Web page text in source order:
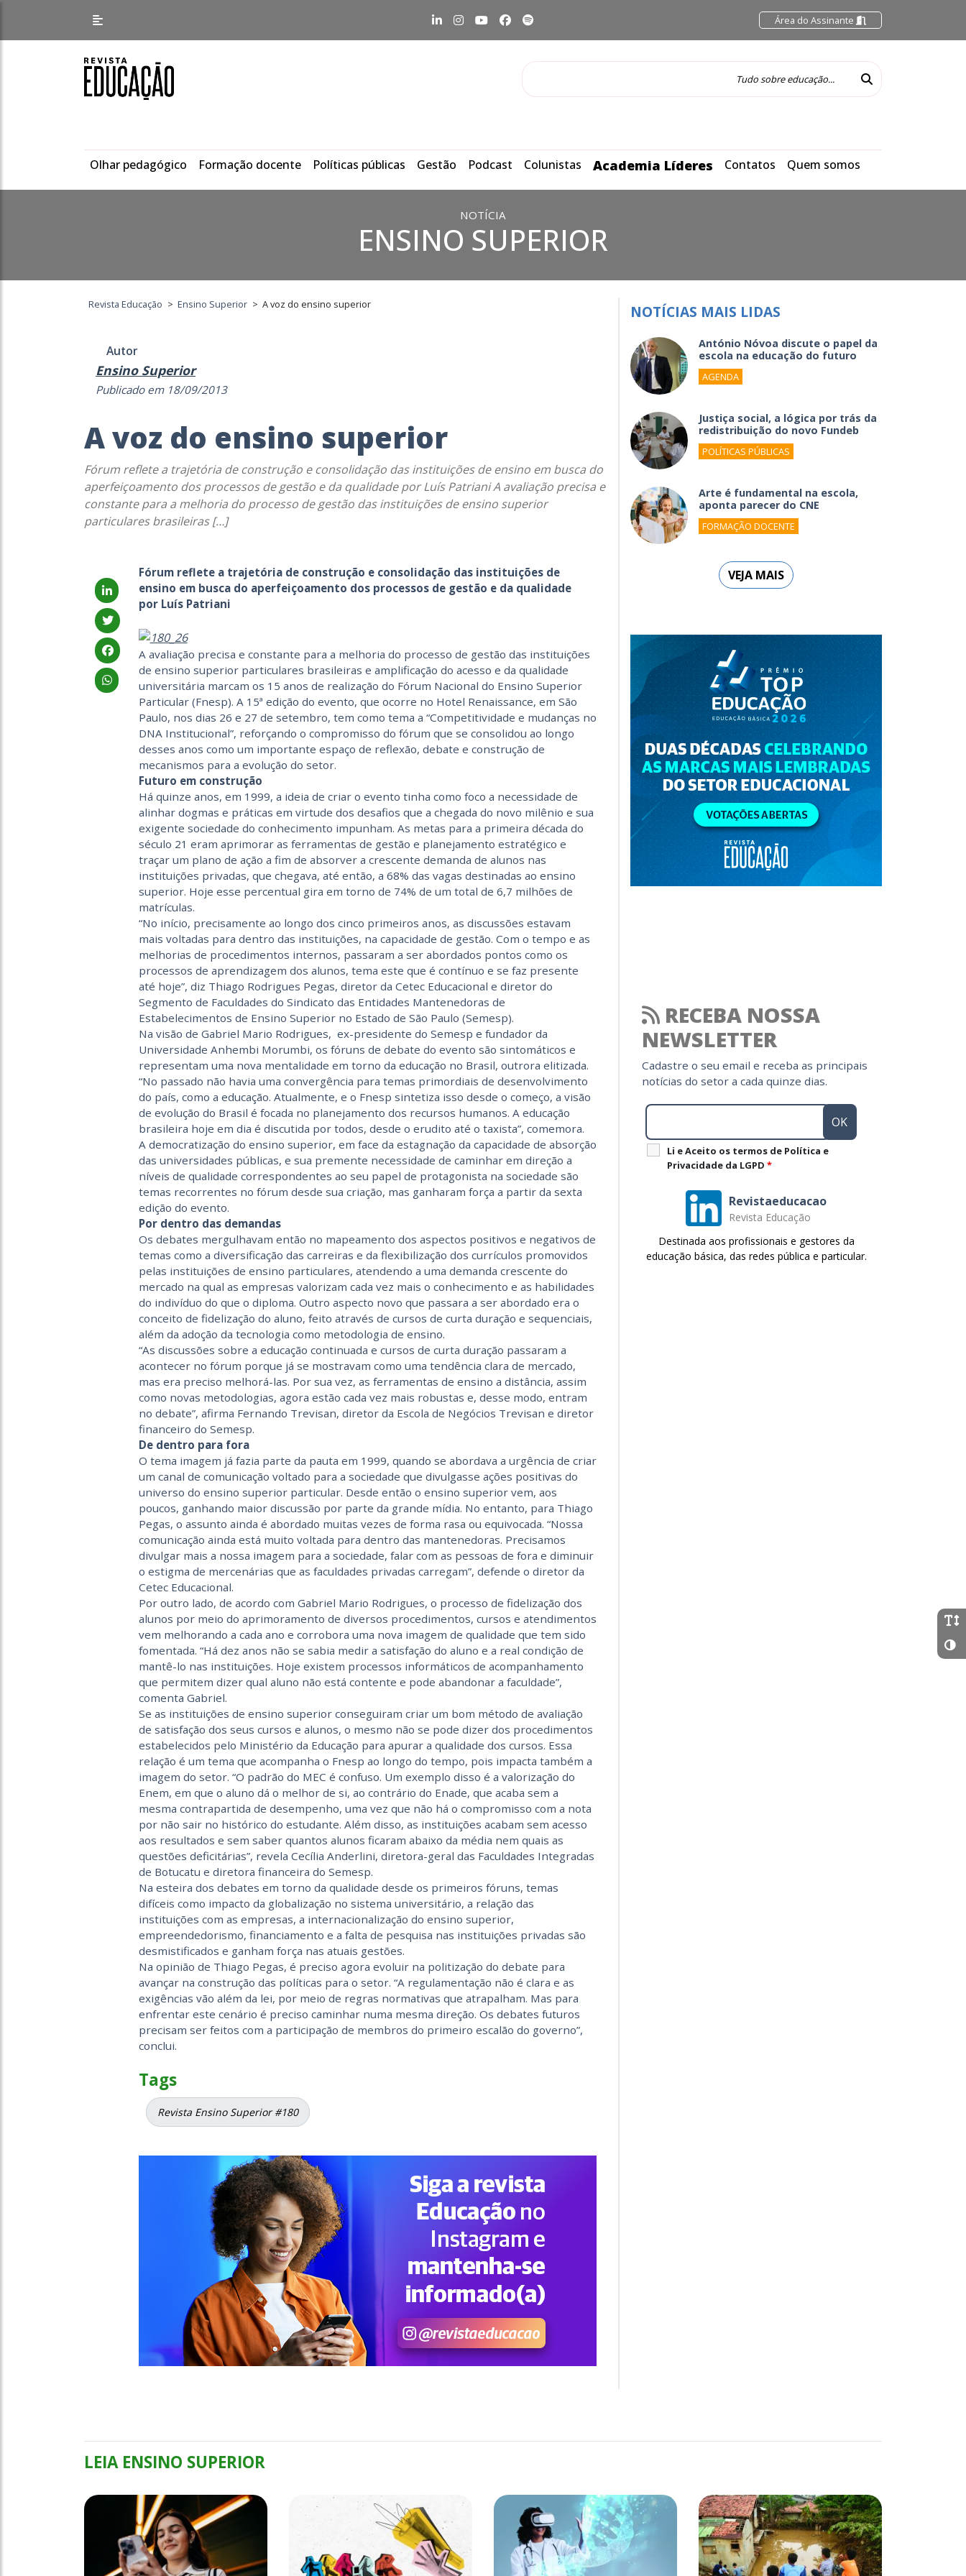
Área do Assinante
Olhar pedagógico Formação docente Políticas públicas Gestão Podcast Colunistas Academia Líderes Contatos Quem somos
NOTÍCIA
ENSINO SUPERIOR
Revista Educação > Ensino Superior > A voz do ensino superior
Autor
Ensino Superior
Publicado em 18/09/2013
A voz do ensino superior
Fórum reflete a trajetória de construção e consolidação das instituições de ensino em busca do
aperfeiçoamento dos processos de gestão e da qualidade por Luís Patriani A avaliação precisa e
constante para a melhoria do processo de gestão das instituições de ensino superior
particulares brasileiras […]
Fórum reflete a trajetória de construção e consolidação das instituições de
ensino em busca do aperfeiçoamento dos processos de gestão e da qualidade
por Luís Patriani
A avaliação precisa e constante para a melhoria do processo de gestão das instituições
de ensino superior particulares brasileiras e amplificação do acesso e da qualidade
universitária marcam os 15 anos de realização do Fórum Nacional do Ensino Superior
Particular (Fnesp). A 15ª edição do evento, que ocorre no Hotel Renaissance, em São
Paulo, nos dias 26 e 27 de setembro, tem como tema a “Competitividade e mudanças no
DNA Institucional”, reforçando o compromisso do fórum que se consolidou ao longo
desses anos como um importante espaço de reflexão, debate e construção de
mecanismos para a evolução do setor.
Futuro em construção
Há quinze anos, em 1999, a ideia de criar o evento tinha como foco a necessidade de
alinhar dogmas e práticas em virtude dos desafios que a chegada do novo milênio e sua
exigente sociedade do conhecimento impunham. As metas para a primeira década do
século 21 eram aprimorar as ferramentas de gestão e planejamento estratégico e
traçar um plano de ação a fim de absorver a crescente demanda de alunos nas
instituições privadas, que chegava, até então, a 68% das vagas destinadas ao ensino
superior. Hoje esse percentual gira em torno de 74% de um total de 6,7 milhões de
matrículas.
“No início, precisamente ao longo dos cinco primeiros anos, as discussões estavam
mais voltadas para dentro das instituições, na capacidade de gestão. Com o tempo e as
melhorias de procedimentos internos, passaram a ser abordados pontos como os
processos de aprendizagem dos alunos, tema este que é contínuo e se faz presente
até hoje”, diz Thiago Rodrigues Pegas, diretor da Cetec Educacional e diretor do
Segmento de Faculdades do Sindicato das Entidades Mantenedoras de
Estabelecimentos de Ensino Superior no Estado de São Paulo (Semesp).
Na visão de Gabriel Mario Rodrigues, ex-presidente do Semesp e fundador da
Universidade Anhembi Morumbi, os fóruns de debate do evento são sintomáticos e
representam uma nova mentalidade em torno da educação no Brasil, outrora elitizada.
“No passado não havia uma convergência para temas primordiais de desenvolvimento
do país, como a educação. Atualmente, e o Fnesp sintetiza isso desde o começo, a visão
de evolução do Brasil é focada no planejamento dos recursos humanos. A educação
brasileira hoje em dia é discutida por todos, desde o erudito até o taxista”, comemora.
A democratização do ensino superior, em face da estagnação da capacidade de absorção
das universidades públicas, e sua premente necessidade de caminhar em direção a
níveis de qualidade correspondentes ao seu papel de protagonista na sociedade são
temas recorrentes no fórum desde sua criação, mas ganharam força a partir da sexta
edição do evento.
Por dentro das demandas
Os debates mergulhavam então no mapea­mento dos aspectos positivos e negativos de
temas como a diversificação das carreiras e da flexibilização dos currículos promovidos
pelas instituições de ensino particulares, atendendo a uma demanda crescente do
mercado na qual as empresas valorizam cada vez mais o conhecimento e as habilidades
do indivíduo do que o diploma. Outro aspecto novo que passara a ser abordado era o
conceito de fidelização do aluno, feito através de cursos de curta duração e sequenciais,
além da adoção da tecnologia como metodologia de ensino.
“As discussões sobre a educação continuada e cursos de curta duração passaram a
acontecer no fórum porque já se mostravam como uma tendência clara de mercado,
mas era preciso melhorá-las. Por sua vez, as ferramentas de ensino a distância, assim
como novas metodologias, agora estão cada vez mais robustas e, desse modo, entram
no debate”, afirma Fernando Trevisan, diretor da Escola de Negócios Trevisan e diretor
financeiro do Semesp.
De dentro para fora
O tema imagem já fazia parte da pauta em 1999, quando se abordava a urgência de criar
um canal de comunicação voltado para a sociedade que divulgasse ações positivas do
universo do ensino superior particular. Desde então o ensino superior vem, aos
poucos, ganhando maior discussão por parte da grande mídia. No entanto, para Thiago
Pegas, o assunto ainda é abordado muitas vezes de forma rasa ou equivocada. “Nossa
comunicação ainda está muito voltada para dentro das mantenedoras. Precisamos
divulgar mais a nossa imagem para a sociedade, falar com as pessoas de fora e diminuir
o estigma de mercenárias que as faculdades privadas carregam”, defende o diretor da
Cetec Educacional.
Por outro lado, de acordo com Gabriel Mario Rodrigues, o processo de fidelização dos
alunos por meio do aprimoramento de diversos procedimentos, cursos e atendimentos
vem melhorando a cada ano e corrobora uma nova imagem de qualidade que tem sido
fomentada. “Há dez anos não se sabia medir a satisfação do aluno e a real condição de
mantê-lo nas instituições. Hoje existem processos informáticos de acompanhamento
que permitem dizer qual aluno não está contente e pode abandonar a faculdade”,
comenta Gabriel.
Se as instituições de ensino superior conseguiram criar um bom método de avaliação
de satisfação dos seus cursos e alunos, o mesmo não se pode dizer dos procedimentos
estabelecidos pelo Ministério da Educação para apurar a qualidade dos cursos. Essa
relação é um tema que acompanha o Fnesp ao longo do tempo, pois impacta também a
imagem do setor. “O padrão do MEC é confuso. Um exemplo disso é a valorização do
Enem, em que o aluno dá o melhor de si, ao contrário do Enade, que acaba sem a
mesma contrapartida de desempenho, uma vez que não há o compromisso com a nota
por não sair no histórico do estudante. Além disso, as instituições acabam sem acesso
aos resultados e sem saber quantos alunos ficaram abaixo da média nem quais as
questões deficitárias”, revela Cecília Anderlini, diretora-geral das Faculdades Integradas
de Botucatu e diretora financeira do Semesp.
Na esteira dos debates em torno da qualidade desde os primeiros fóruns, temas
difíceis como impacto da globalização no sistema universitário, a relação das
instituições com as empresas, a internacionalização do ensino superior,
empreendedorismo, financiamento e a falta de pesquisa nas instituições privadas são
desmistificados e ganham força nas atuais gestões.
Na opinião de Thiago Pegas, é preciso agora evoluir na politização do debate para
avançar na construção das políticas para o setor. “A regulamentação não é clara e as
exigências vão além da lei, por meio de regras normativas que atrapalham. Mas para
enfrentar este cenário é preciso caminhar numa mesma direção. Os debates futuros
precisam ser feitos com a participação de membros do primeiro escalão do governo”,
conclui.
Tags
Revista Ensino Superior #180
NOTÍCIAS MAIS LIDAS
António Nóvoa discute o papel da
escola na educação do futuro
AGENDA
Justiça social, a lógica por trás da
redistribuição do novo Fundeb
POLÍTICAS PÚBLICAS
Arte é fundamental na escola,
aponta parecer do CNE
FORMAÇÃO DOCENTE
VEJA MAIS
RECEBA NOSSA
NEWSLETTER
Cadastre o seu email e receba as principais
notícias do setor a cada quinze dias.
Li e Aceito os termos de Política e
Privacidade da LGPD *
Revistaeducacao
Revista Educação
Destinada aos profissionais e gestores da
educação básica, das redes pública e particular.
LEIA ENSINO SUPERIOR